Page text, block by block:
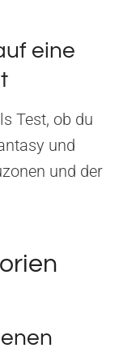
eine
Test, ob du
und
und der